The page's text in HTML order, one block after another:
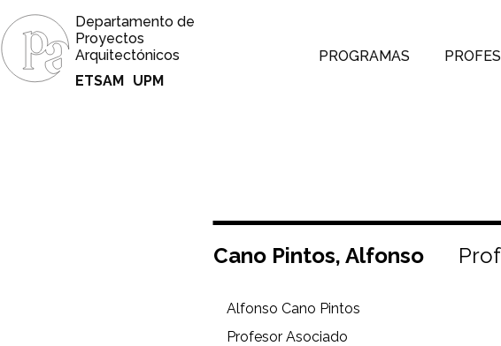
Departamento de
Proyectos
Arquitectónicos
ETSAM UPM
PROGRAMAS
Cano Pintos, Alfonso
Alfonso Cano Pintos
Profesor Asociado